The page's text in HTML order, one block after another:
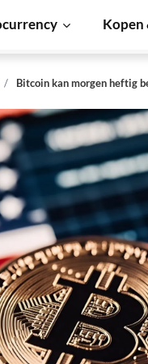
Kopen
Bitcoin kan morgen heftig